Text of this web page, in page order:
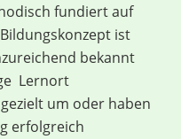
fundiert auf
ist
bekannt
Lernort
um oder haben
erfolgreich